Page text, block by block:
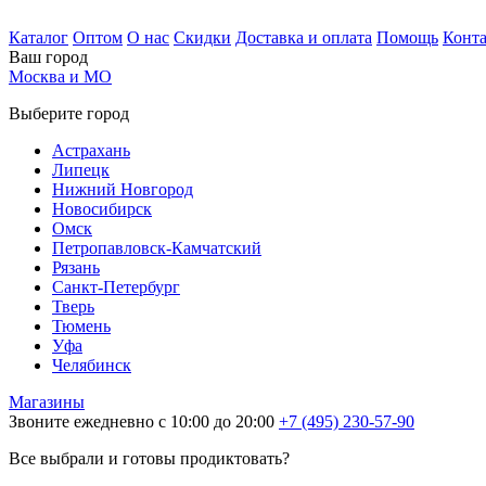
Каталог Оптом О нас Скидки Доставка и оплата Помощь
Ваш город
Москва и МО
Выберите город
Астрахань
Липецк
Нижний Новгород
Новосибирск
Омск
Петропавловск-Камчатский
Рязань
Санкт-Петербург
Тверь
Тюмень
Уфа
Челябинск
Магазины
Звоните ежедневно с 10:00 до 20:00 +7 (495) 230-57-90
Все выбрали и готовы продиктовать?